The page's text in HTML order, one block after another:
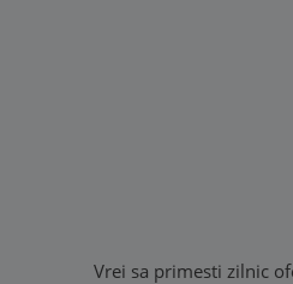
Vrei sa primesti zilnic